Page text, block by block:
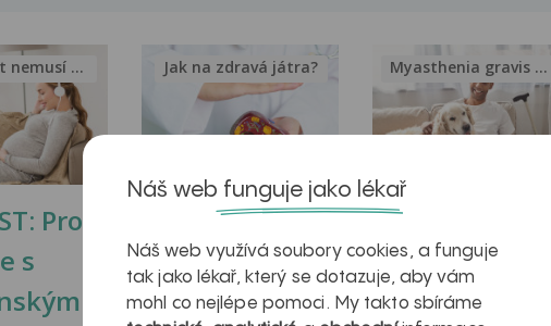
Proč
s
Nevolnost nemusí být nutnou...
Ztukovatění
jater v datech a
obrazech
Jak na zdravá játra?
Inovativní
léčba
myastenie –
Myasthenia gravis – vše, co...
Náš web funguje jako lékař
Náš web využívá soubory cookies, a funguje
tak jako lékař, který se dotazuje, aby vám
mohl co nejlépe pomoci. My takto sbíráme